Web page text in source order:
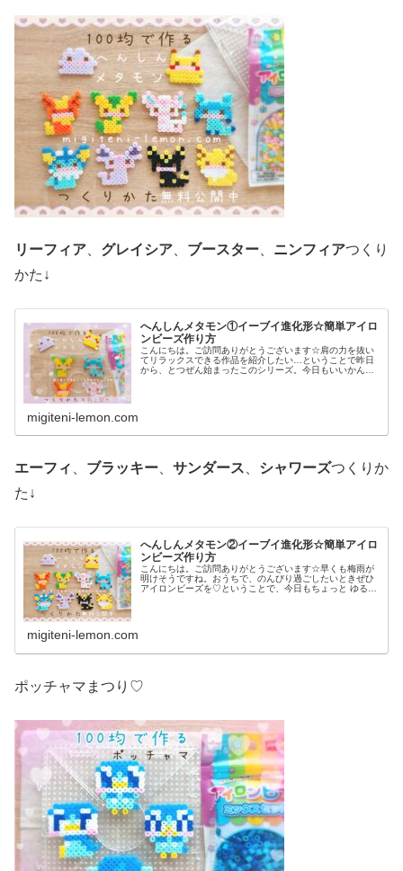
リーフィア グレイシア ブースター ニンフィアつくり
かた↓
へんしんメタモン①イーブイ進化形☆簡単アイロ
ンビーズ作り方
こんにちは。ご訪問ありがとうございます☆肩の力を抜い
てリラックスできる作品を紹介したい…ということで昨日
から、とつぜん始まったこのシリーズ。今日もいいかんじ
migiteni-lemon.com
エーフィ ブラッキー サンダース シャワーズつくりか
た↓
へんしんメタモン②イーブイ進化形☆簡単アイロ
ンビーズ作り方
こんにちは。ご訪問ありがとうございます☆早くも梅雨が
明けそうですね。おうちで、のんびり過ごしたいときぜひ
アイロンビーズを♡ということで、今日もちょっと ゆる〜
migiteni-lemon.com
ポッチャマまつり♡